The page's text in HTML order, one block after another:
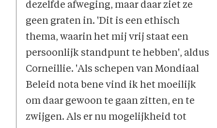
dezelfde afweging, maar daar ziet ze
geen graten in. 'Dit is een ethisch
thema, waarin het mij vrij staat een
persoonlijk standpunt te hebben', aldus
Corneillie. 'Als schepen van Mondiaal
Beleid nota bene vind ik het moeilijk
om daar gewoon te gaan zitten, en te
zwijgen. Als er nu mogelijkheid tot